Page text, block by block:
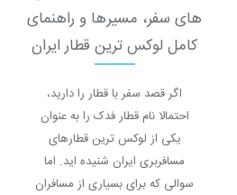
های سفر، مسیرها و راهنمای
کامل لوکس ترین قطار ایران
اگر قصد سفر با قطار را دارید،
احتمالا نام قطار فدک را به عنوان
یکی از لوکس ترین قطارهای
مسافربری ایران شنیده اید. اما
سوالی که برای بسیاری از مسافران